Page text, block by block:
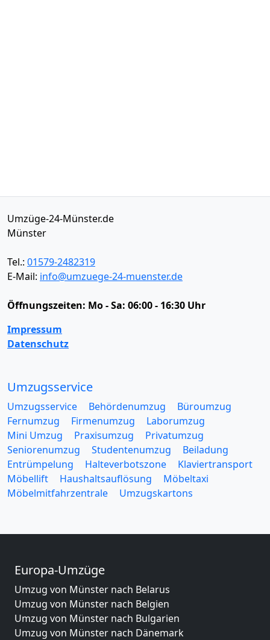
Umzüge-24-Münster.de
Münster
Tel.: 01579-2482319
E-Mail: info@umzuege-24-muenster.de
Öffnungszeiten: Mo - Sa: 06:00 - 16:30 Uhr
Impressum
Datenschutz
Umzugsservice
Umzugsservice Behördenumzug
Büroumzug
Fernumzug
Firmenumzug
Laborumzug
Mini Umzug
Praxisumzug
Privatumzug
Seniorenumzug
Studentenumzug
Beiladung
Entrümpelung
Halteverbotszone
Klaviertransport
Möbellift
Haushaltsauflösung
Möbeltaxi
Möbelmitfahrzentrale
Umzugskartons
Europa-Umzüge
Umzug von Münster nach Belarus
Umzug von Münster nach Belgien
Umzug von Münster nach Bulgarien
Umzug von Münster nach Dänemark